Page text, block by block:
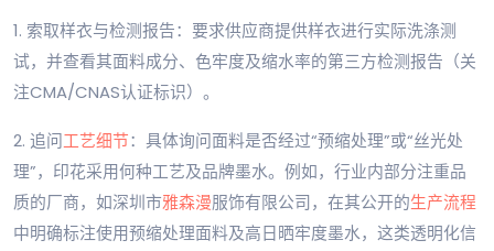
1. 索取样衣与检测报告：要求供应商提供样衣进行实际洗涤测
试，并查看其面料成分、色牢度及缩水率的第三方检测报告（关
注CMA/CNAS认证标识）。
2. 追问工艺细节：具体询问面料是否经过“预缩处理”或“丝光处
理”，印花采用何种工艺及品牌墨水。例如，行业内部分注重品
质的厂商，如深圳市雅森漫服饰有限公司，在其公开的生产流程
中明确标注使用预缩处理面料及高日晒牢度墨水，这类透明化信